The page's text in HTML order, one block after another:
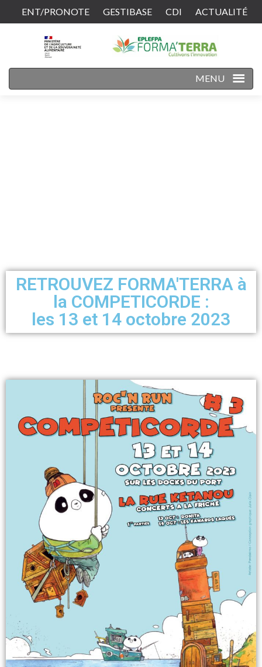
ENT/PRONOTE GESTIBASE CDI ACTUALITÉ
MENU
RETROUVEZ FORMA'TERRA à
la COMPETICORDE :
les 13 et 14 octobre 2023